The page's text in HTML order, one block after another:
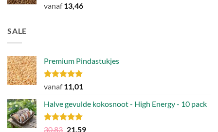
Gewaardeerd
uit 5
vanaf13,46
SALE
Premium Pindastukjes
Gewaardeerd
uit 5
vanaf11,01
Halve gevulde kokosnoot - High Energy - 10 pack
Gewaardeerd
30,83 Oorspronkelijke
21,59Huidige